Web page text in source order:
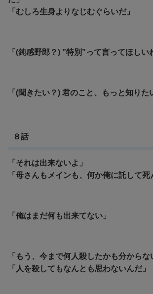
「むしろ生身よりなじむぐらいだ」
「(鈍感野郎？) ”特別”って言ってほしい
「(聞きたい？) 君のこと、もっと知りた
８話
「それは出来ないよ」
「母さんもメインも、何か俺に託して死
「俺はまだ何も出来てない」
「もう、今まで何人殺したかも分からな
「人を殺してもなんとも思わないんだ」